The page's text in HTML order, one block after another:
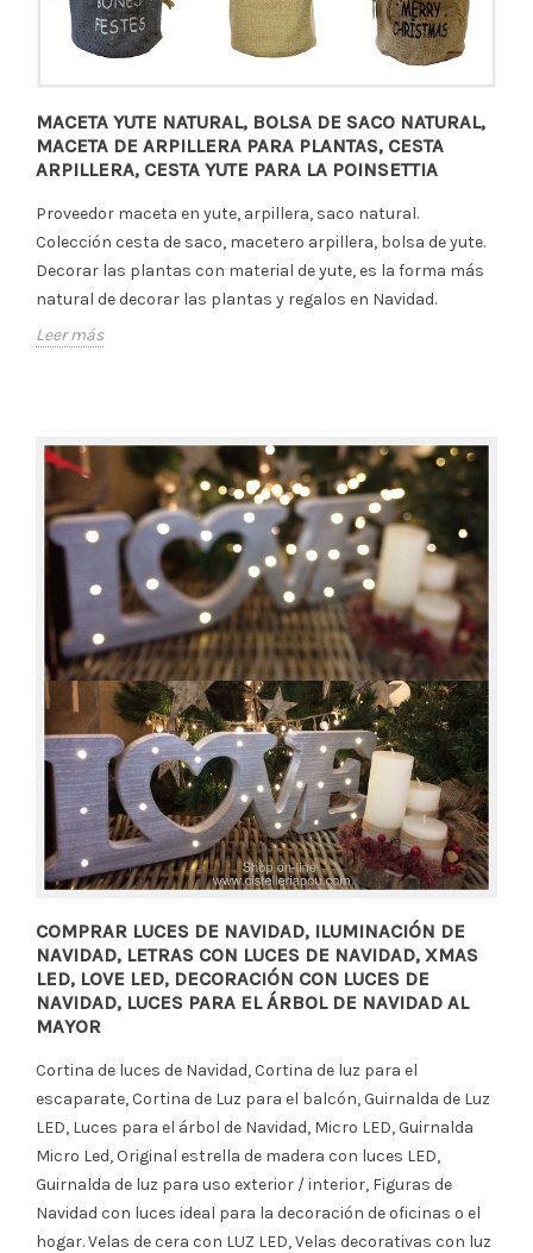
MACETA YUTE NATURAL, BOLSA DE SACO NATURAL,
MACETA DE ARPILLERA PARA PLANTAS, CESTA
ARPILLERA, CESTA YUTE PARA LA POINSETTIA
Proveedor maceta en yute, arpillera, saco natural.
Colección cesta de saco, macetero arpillera, bolsa de yute.
Decorar las plantas con material de yute, es la forma más
natural de decorar las plantas y regalos en Navidad.
Leer más
COMPRAR LUCES DE NAVIDAD, ILUMINACIÓN DE
NAVIDAD, LETRAS CON LUCES DE NAVIDAD, XMAS
LED, LOVE LED, DECORACIÓN CON LUCES DE
NAVIDAD, LUCES PARA EL ÁRBOL DE NAVIDAD AL
MAYOR
Cortina de luces de Navidad, Cortina de luz para el
escaparate, Cortina de Luz para el balcón, Guirnalda de Luz
LED, Luces para el árbol de Navidad, Micro LED, Guirnalda
Micro Led, Original estrella de madera con luces LED,
Guirnalda de luz para uso exterior / interior, Figuras de
Navidad con luces ideal para la decoración de oficinas o el
hogar. Velas de cera con LUZ LED, Velas decorativas con luz